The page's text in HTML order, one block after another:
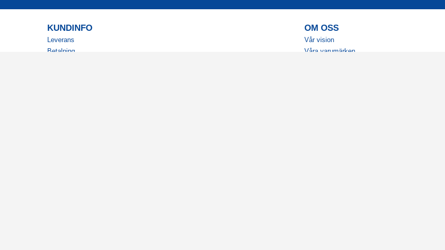
KUNDINFO
Leverans
Betalning
OM OSS
Vår vision
Våra varumärken